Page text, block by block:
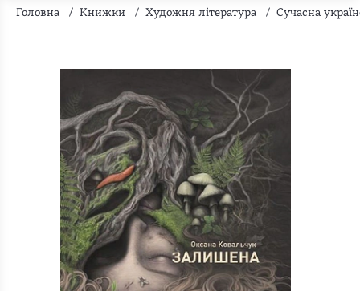
Головна / Книжки / Художня література / Сучасна